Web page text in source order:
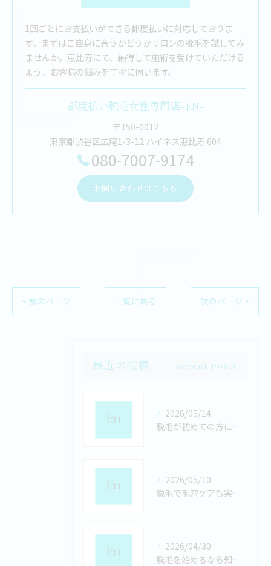
1回ごとにお支払いができる都度払いに対応しておりま
す。まずはご自身に合うかどうかサロンの脱毛を試してみ
ませんか。恵比寿にて、納得して施術を受けていただける
よう、お客様の悩みを丁寧に伺います。
都度払い脱毛女性専門店-EN-
〒150-0012
東京都渋谷区広尾1-3-12 ハイネス恵比寿 604
080-7007-9174
お問い合わせはこちら
< 前のページ 一覧に戻る 次のページ >
最近の投稿 Recent Posts
2026/05/14
脱毛が初めての方にも安心のLED脱毛の効果と安全性を徹底解説
2026/05/10
脱毛で毛穴ケアも実現LED脱毛は毛穴にも効果がある理由と美肌への近道
2026/04/30
脱毛を始めるなら知っておきたいLED脱毛のメリットと現実的な効果の見極め方